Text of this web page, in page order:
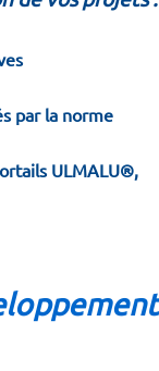
par la norme
ULMALU®,